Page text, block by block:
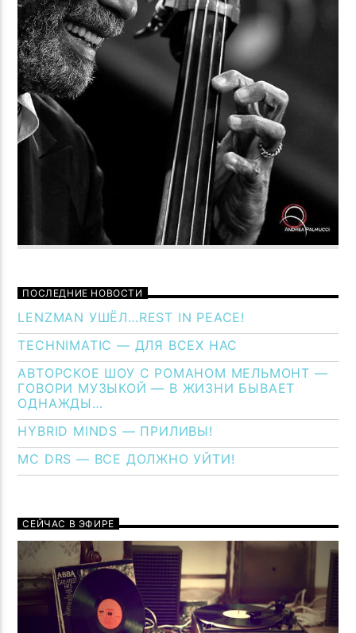
ПОСЛЕДНИЕ НОВОСТИ
LENZMAN УШЁЛ…REST IN PEACE!
TECHNIMATIC — ДЛЯ ВСЕХ НАС
АВТОРСКОЕ ШОУ С РОМАНОМ МЕЛЬМОНТ —
ГОВОРИ МУЗЫКОЙ — В ЖИЗНИ БЫВАЕТ
ОДНАЖДЫ…
HYBRID MINDS — ПРИЛИВЫ!
MC DRS — ВСЕ ДОЛЖНО УЙТИ!
СЕЙЧАС В ЭФИРЕ